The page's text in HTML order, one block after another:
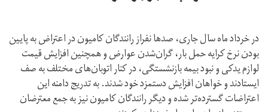
در خرداد ماه سال جاری، صدها نفراز رانندگان کامیون در اعتراض به پایین
بودن نرخ کرایه حمل بار،‌ گران‌شدن عوارض و همچنین افزایش قیمت
لوازم یدکی و نبود بیمه بازنشستگی، در کنار اتوبان‌های مختلف به صف
ایستادند و خواهان افزایش دستمزد خود شدند. به تدریج دامنه این
اعتراضات گسترده‌تر شده و دیگر رانندگان کامیون نیز به جمع معترضان